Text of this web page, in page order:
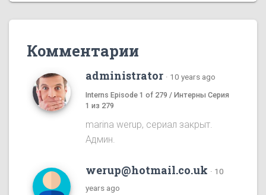
Комментарии
administrator · 10 years ago
Interns Episode 1 of 279 / Интерны Серия
1 из 279
marina werup, сериал закрыт.
Админ.
werup@hotmail.co.uk · 10
years ago